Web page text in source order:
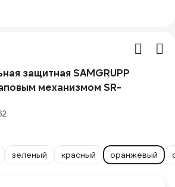
защитная SAMGRUPP
механизмом SR-
зеленый красный оранжевый